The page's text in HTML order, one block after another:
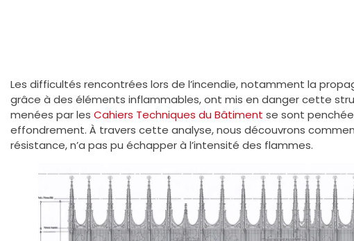
Les difficultés rencontrées lors de l’incendie, notamment la
grâce à des éléments inflammables, ont mis en danger cette
menées par les Cahiers Techniques du Bâtiment se sont
effondrement. À travers cette analyse, nous découvrons
résistance, n’a pas pu échapper à l’intensité des flammes.